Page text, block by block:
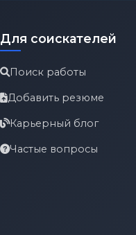
Для соискателей
Поиск работы
Добавить резюме
Карьерный блог
Частые вопросы